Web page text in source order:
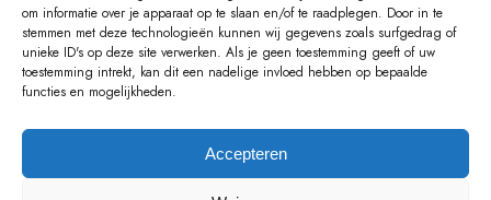
om informatie over je apparaat op te slaan en/of te raadplegen. Door in te
stemmen met deze technologieën kunnen wij gegevens zoals surfgedrag of
unieke ID's op deze site verwerken. Als je geen toestemming geeft of uw
toestemming intrekt, kan dit een nadelige invloed hebben op bepaalde
functies en mogelijkheden.
Accepteren
Vragen of wensen? Neem contact op!
+31 (0)6 229 021 29